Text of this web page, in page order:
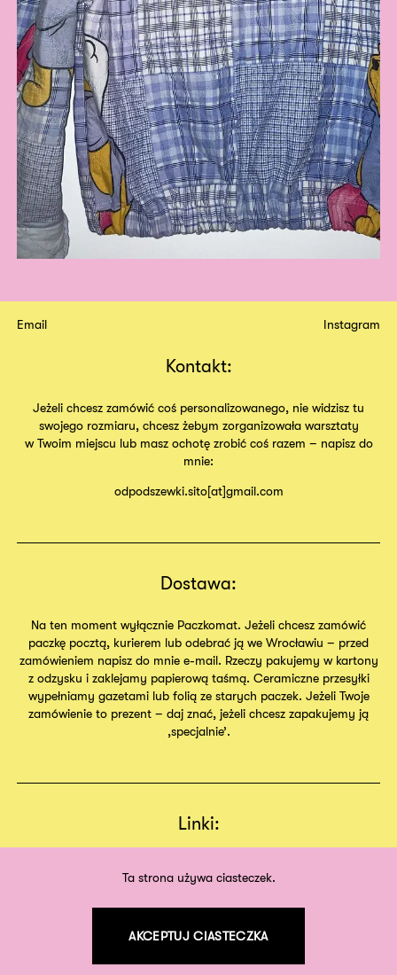
Email Instagram
Kontakt:
Jeżeli chcesz zamówić coś personalizowanego, nie widzisz tu
swojego rozmiaru, chcesz żebym zorganizowała warsztaty
w Twoim miejscu lub masz ochotę zrobić coś razem – napisz do
mnie:
odpodszewki.sito[at]gmail.com
Dostawa:
Na ten moment wyłącznie Paczkomat. Jeżeli chcesz zamówić
paczkę pocztą, kurierem lub odebrać ją we Wrocławiu – przed
zamówieniem napisz do mnie e-mail. Rzeczy pakujemy w kartony
z odzysku i zaklejamy papierową taśmą. Ceramiczne przesyłki
wypełniamy gazetami lub folią ze starych paczek. Jeżeli Twoje
zamówienie to prezent – daj znać, jeżeli chcesz zapakujemy ją
,specjalnie’.
Linki:
Ta strona używa ciasteczek.
AKCEPTUJ CIASTECZKA